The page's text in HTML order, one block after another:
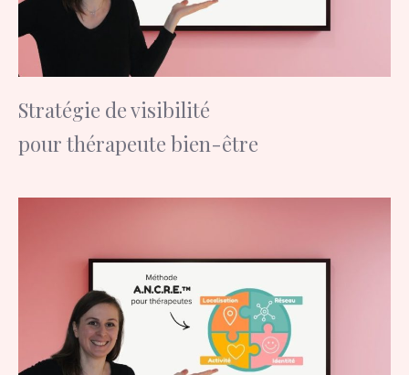
Stratégie de visibilité
pour thérapeute bien-être